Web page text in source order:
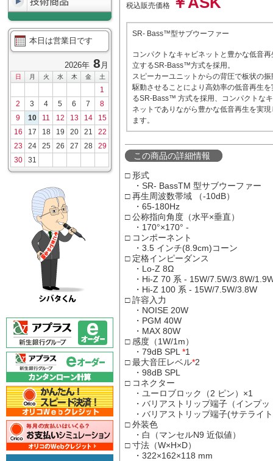
本日は営業日です
2026年 8 月
日 月 火 水 木 金 土
1
2
3 4 5 6 7
8
9
10 11 12 13 14
15
16
17 18 19 20 21
22
23
24 25 26 27 28
29
30
31
税込販売価格
SR- Bass™型サブウーファー
コンパクトなキャビネットと豊かな低音再
立するSR-Bass™方式を採用。
スピーカーユニットからの背圧で板状の振
駆動させることにより高効率の低音再生を
るSR-Bass™ 方式を採用、コンパクトな
ネットでありながら豊かな低音再生を実現
ます。
この商品の詳細情報
□ 形式
・SR- BassTM 型サブウーファー
□ 再生周波数帯域 （-10dB）
・65-180Hz
□ 公称指向角度（水平×垂直）
・170°×170° -
□ コンポーネント
・3.5 インチ(8.9cm)コーン
□ 定格インピーダンス
・Lo-Z 8Ω
・Hi-Z 70 系 - 15W/7.5W/3.8W/
・Hi-Z 100 系 - 15W/7.5W/3.8W
□ 許容入力
・NOISE 20W
・PGM 40W
・MAX 80W
□ 感度（1W/1m）
・79dB SPL *1
□ 最大音圧レベル*2
・98dB SPL
□ コネクター
・ユーロブロック（2 ピン）×1
・バリアストリップ端子（インプッ
・バリアストリップ端子(サテライ
□ 外装色
・白（マンセルN9 近似値）
□ 寸法（W×H×D）
・322×162×118 mm